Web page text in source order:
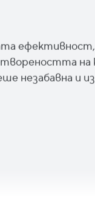
ефективност,
на
незабавна и